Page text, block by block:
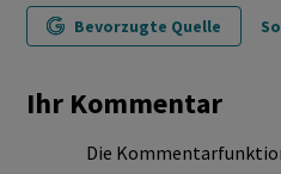
Bevorzugte Quelle
Ihr Kommentar
Die